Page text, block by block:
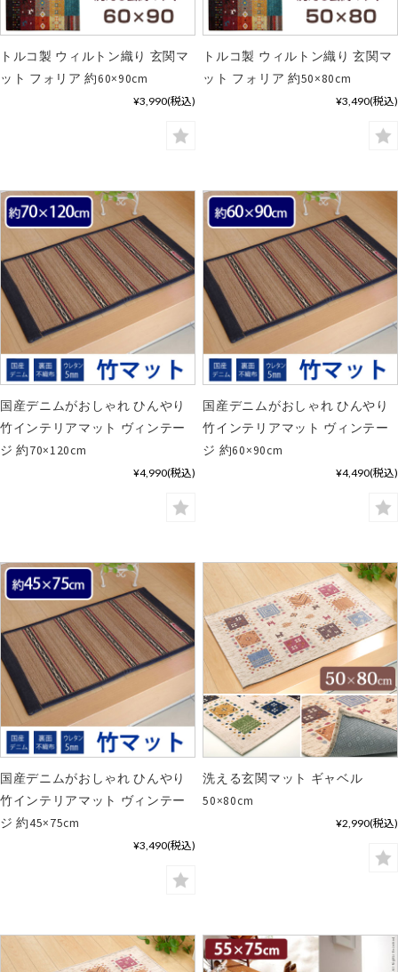
トルコ製 ウィルトン織り 玄関マ
ット フォリア 約60×90cm
¥3,990(税込)
トルコ製 ウィルトン織り 玄関マ
ット フォリア 約50×80cm
¥3,490(税込)
国産デニムがおしゃれ ひんやり
竹インテリアマット ヴィンテー
ジ 約70×120cm
¥4,990(税込)
国産デニムがおしゃれ ひんやり
竹インテリアマット ヴィンテー
ジ 約60×90cm
¥4,490(税込)
国産デニムがおしゃれ ひんやり
竹インテリアマット ヴィンテー
ジ 約45×75cm
¥3,490(税込)
洗える玄関マット ギャベル
50×80cm
¥2,990(税込)